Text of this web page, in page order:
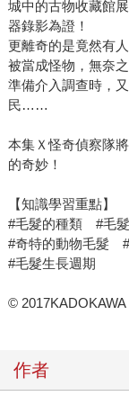
城中的古物收藏館
器錄影為證！
更離奇的是竟然有
被當成怪物，無奈
準備介入調查時，
民……
本集Ｘ怪奇偵察隊
的奇妙！
【知識學習重點】
#毛髮的種類 #毛
#奇特的動物毛髮
#毛髮生長週期
©
作者